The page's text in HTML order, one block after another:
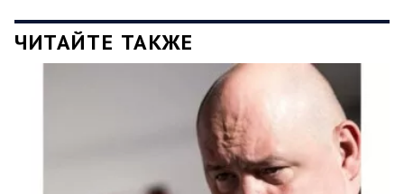
ЧИТАЙТЕ ТАКЖЕ